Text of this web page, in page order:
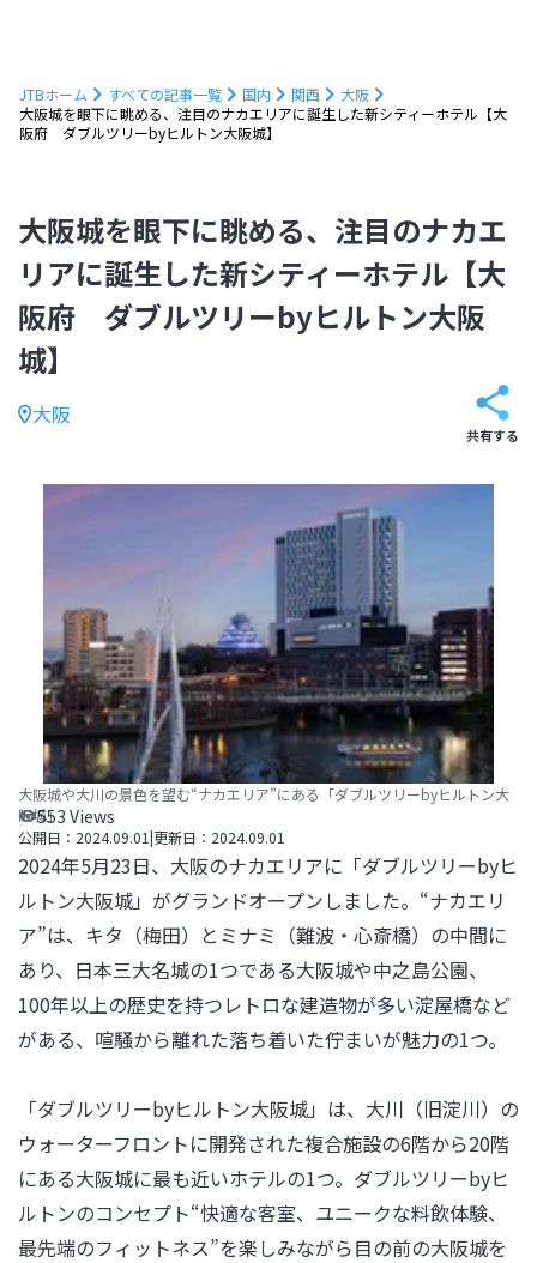
JTBホーム すべての記事一覧 国内 関西
大阪
大阪城を眼下に眺める、注目のナカエリアに誕生した新シティーホテル【大
阪府 ダブルツリーbyヒルトン大阪城】
大阪城を眼下に眺める、注目のナカエ
リアに誕生した新シティーホテル【大
阪府 ダブルツリーbyヒルトン大阪
城】
大阪
共有する
大阪城や大川の景色を望む“ナカエリア”にある「ダブルツリーbyヒルトン大
阪城」
553 Views
公開日： 2024.09.01|更新日： 2024.09.01
2024年5月23日、大阪のナカエリアに「ダブルツリーbyヒ
ルトン大阪城」がグランドオープンしました。“ナカエリ
ア”は、キタ（梅田）とミナミ（難波・心斎橋）の中間に
あり、日本三大名城の1つである大阪城や中之島公園、
100年以上の歴史を持つレトロな建造物が多い淀屋橋など
がある、喧騒から離れた落ち着いた佇まいが魅力の1つ。
「ダブルツリーbyヒルトン大阪城」は、大川（旧淀川）の
ウォーターフロントに開発された複合施設の6階から20階
にある大阪城に最も近いホテルの1つ。ダブルツリーbyヒ
ルトンのコンセプト“快適な客室、ユニークな料飲体験、
最先端のフィットネス”を楽しみながら目の前の大阪城を